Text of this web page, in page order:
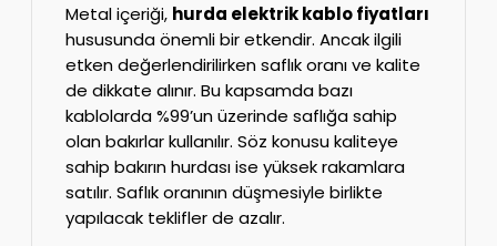
Metal içeriği, hurda elektrik kablo fiyatları
hususunda önemli bir etkendir. Ancak ilgili
etken değerlendirilirken saflık oranı ve kalite
de dikkate alınır. Bu kapsamda bazı
kablolarda %99’un üzerinde saflığa sahip
olan bakırlar kullanılır. Söz konusu kaliteye
sahip bakırın hurdası ise yüksek rakamlara
satılır. Saflık oranının düşmesiyle birlikte
yapılacak teklifler de azalır.